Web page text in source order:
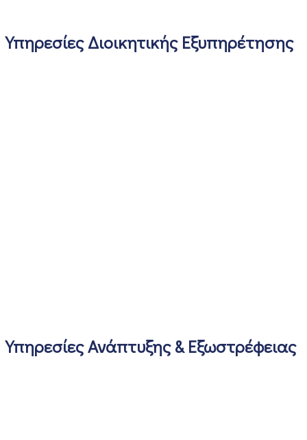
Υπηρεσίες Διοικητικής Εξυπηρέτησης
Υπηρεσίες Ανάπτυξης & Εξωστρέφειας